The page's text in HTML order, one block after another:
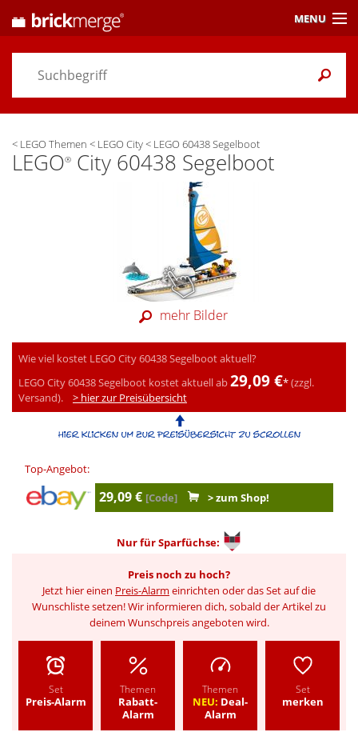
< LEGO Themen < LEGO City< LEGO 60438 Segelboot
LEGO® City 60438 Segelboot
mehr Bilder
Wie viel kostet LEGO City 60438 Segelboot aktuell?
LEGO City 60438 Segelboot kostet aktuell ab29,09 €*(zzgl.
Versand).
> hier zur Preisübersicht
Top-Angebot:
29,09 € [Code] > zum Shop!
Nur fürSparfüchse:
Preis noch zu hoch?
Jetzt hier einen Preis-Alarm einrichten oder das Set auf die
Wunschliste setzen! Wir informieren dich, sobald der Artikel zu
deinem Wunschpreis angeboten wird.
Set
Preis-Alarm
Themen
Rabatt-
Alarm
Themen
NEU: Deal-
Alarm
Set
merken
MENU
Preisvergleich
Themen/ Händler